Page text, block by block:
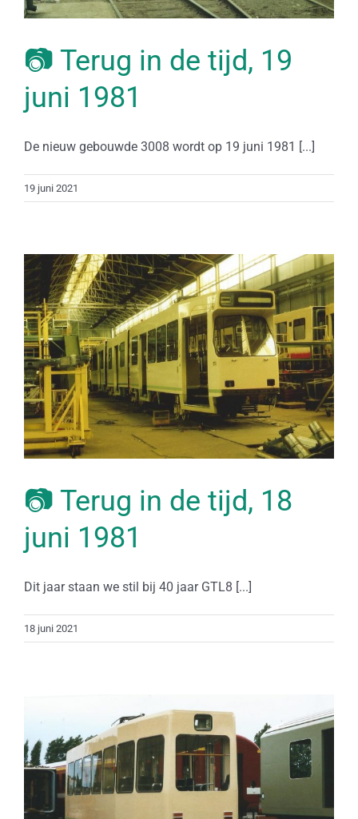
📷 Terug in de tijd, 19
juni 1981
De nieuw gebouwde 3008 wordt op 19 juni 1981 [...]
19 juni 2021
📷 Terug in de tijd, 18
juni 1981
Dit jaar staan we stil bij 40 jaar GTL8 [...]
18 juni 2021